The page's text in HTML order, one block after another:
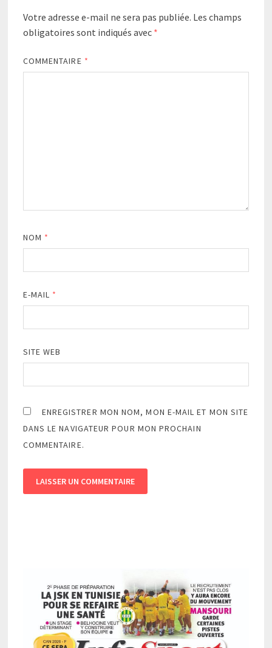
Votre adresse e-mail ne sera pas publiée. Les champs
obligatoires sont indiqués avec *
COMMENTAIRE *
NOM *
E-MAIL *
SITE WEB
ENREGISTRER MON NOM, MON E-MAIL ET MON SITE
DANS LE NAVIGATEUR POUR MON PROCHAIN
COMMENTAIRE.